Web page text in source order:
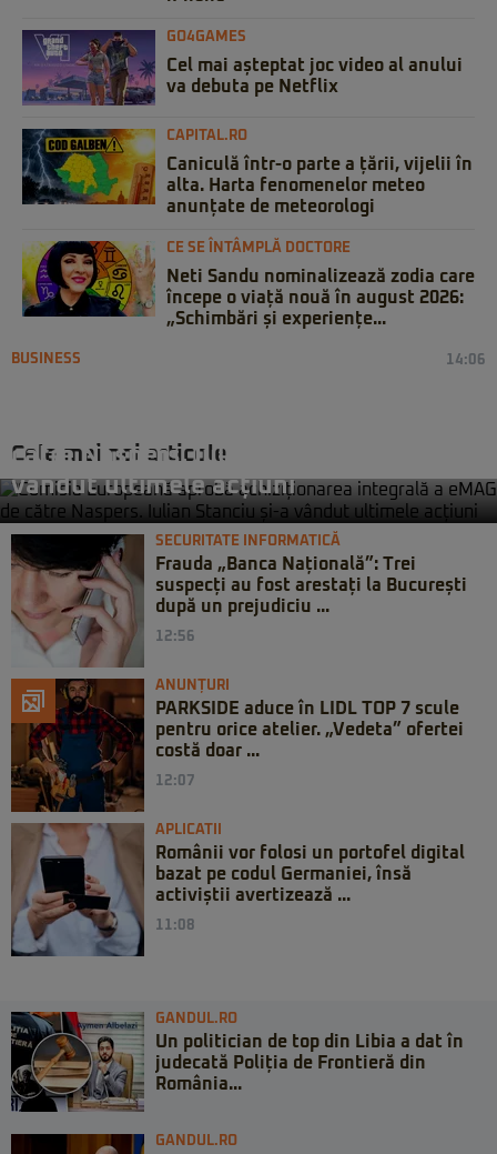
GO4GAMES
Cel mai așteptat joc video al anului
va debuta pe Netflix
CAPITAL.RO
Caniculă într-o parte a țării, vijelii în
alta. Harta fenomenelor meteo
anunțate de meteorologi
CE SE ÎNTÂMPLĂ DOCTORE
Neti Sandu nominalizează zodia care
începe o viață nouă în august 2026:
„Schimbări și experiențe...
Cele mai noi articole
BUSINESS 14:06
către Naspers. Iulian Stanciu și-a
vândut ultimele acțiuni
SECURITATE INFORMATICĂ
Frauda „Banca Națională”: Trei
suspecți au fost arestați la București
după un prejudiciu ...
12:56
ANUNȚURI
PARKSIDE aduce în LIDL TOP 7 scule
pentru orice atelier. „Vedeta” ofertei
costă doar ...
12:07
APLICATII
Românii vor folosi un portofel digital
bazat pe codul Germaniei, însă
activiștii avertizează ...
11:08
GANDUL.RO
Un politician de top din Libia a dat în
judecată Poliția de Frontieră din
România...
GANDUL.RO